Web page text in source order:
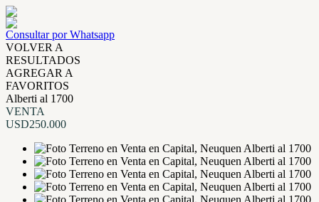
Consultar por Whatsapp
VOLVER A
RESULTADOS
AGREGAR A
FAVORITOS
Alberti al 1700
VENTA
USD250.000